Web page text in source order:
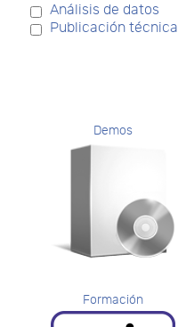
Análisis de datos
Publicación técnica
Demos
Formación